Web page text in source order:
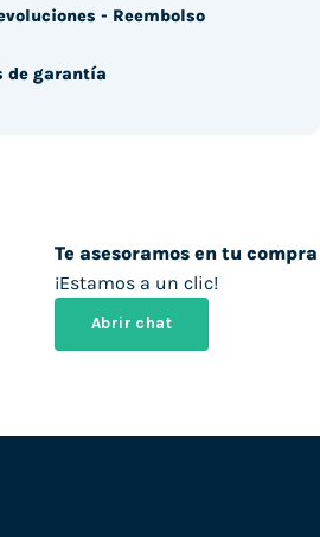
Te asesoramos en tu compra
¡Estamos a un clic!
Abrir chat
- Reembolso
de garantía